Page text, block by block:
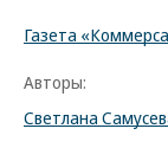
Газета
Авторы:
Светлана